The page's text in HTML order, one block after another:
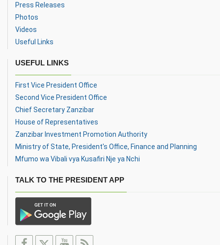
Press Releases
Photos
Videos
Useful Links
USEFUL LINKS
First Vice President Office
Second Vice President Office
Chief Secretary Zanzibar
House of Representatives
Zanzibar Investment Promotion Authority
Ministry of State, President's Office, Finance and Planning
Mfumo wa Vibali vya Kusafiri Nje ya Nchi
TALK TO THE PRESIDENT APP